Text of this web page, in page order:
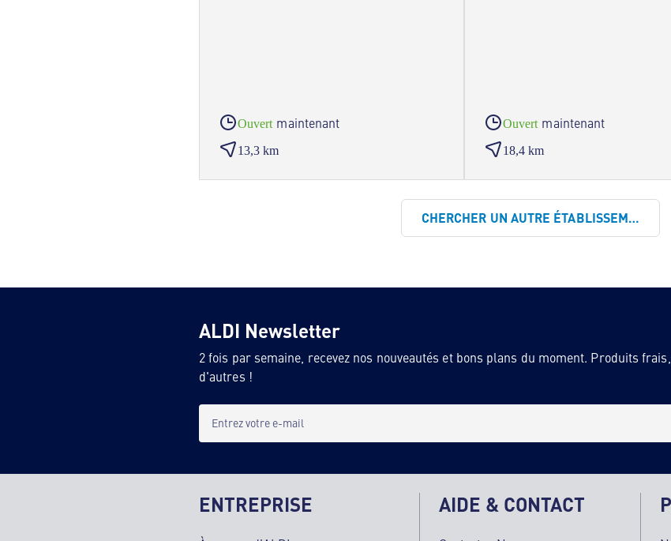
Ouvert maintenant
13,3 km
Ouvert maintenant
18,4 km
CHERCHER UN AUTRE ÉTABLISSEMENT
ALDI Newsletter
2 fois par semaine, recevez nos nouveautés et bons plans du moment. Produits
d'autres !
Entrez votre e-mail
ENTREPRISE AIDE & CONTACT